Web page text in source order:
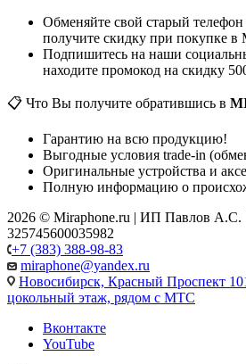
Обменяйте свой старый
получите скидку при покупке
Подпишитесь на наши
находите промокод на скидку
📋 Что Вы получите обратившись в
Гарантию на всю продукцию!
Выгодные условия trade-in
Оригинальные устройства и
Полную информацию о
2026 © Miraphone.ru | ИП Павлов
325745600035982
+7 (383) 388-98-83
miraphone@yandex.ru
Новосибирск, Красный Проспект
цокольный этаж, рядом с МТС
Вконтакте
YouTube